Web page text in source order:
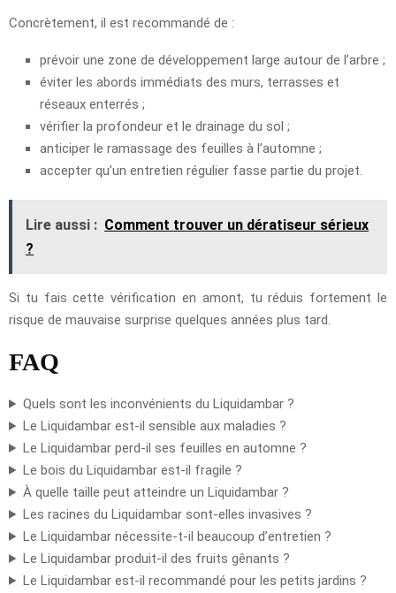
Concrètement, il est recommandé de :
prévoir une zone de développement large autour de l’arbre ;
éviter les abords immédiats des murs, terrasses et
réseaux enterrés ;
vérifier la profondeur et le drainage du sol ;
anticiper le ramassage des feuilles à l’automne ;
accepter qu’un entretien régulier fasse partie du projet.
Lire aussi : Comment trouver un dératiseur sérieux
?
Si tu fais cette vérification en amont, tu réduis fortement le
risque de mauvaise surprise quelques années plus tard.
FAQ
Quels sont les inconvénients du Liquidambar ?
Le Liquidambar est-il sensible aux maladies ?
Le Liquidambar perd-il ses feuilles en automne ?
Le bois du Liquidambar est-il fragile ?
À quelle taille peut atteindre un Liquidambar ?
Les racines du Liquidambar sont-elles invasives ?
Le Liquidambar nécessite-t-il beaucoup d’entretien ?
Le Liquidambar produit-il des fruits gênants ?
Le Liquidambar est-il recommandé pour les petits jardins ?